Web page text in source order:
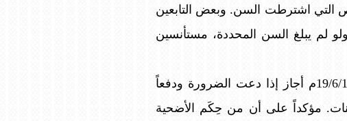
التي اشترطت السن. وبعض التابعين
لم يبلغ السن المحددة، مستأنسين
وبين سماحة المفتي العام أن مجلس الإفتاء الأعلى في قراره رقم 1/13 بتاريخ 19/6/1997م أجاز إذا دعت الضرورة ودفعاً
مؤكداً على أن من حِكَم الأضحية